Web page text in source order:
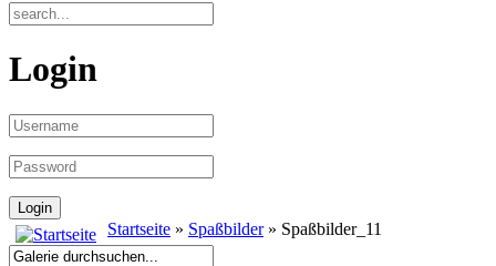
Login
Startseite » Spaßbilder» Spaßbilder_11